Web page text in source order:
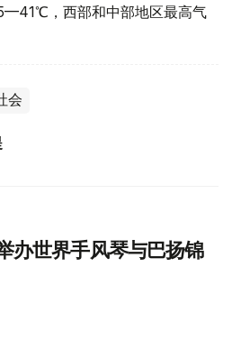
，西部和中部地区最高气
会
办世界手风琴与巴扬锦